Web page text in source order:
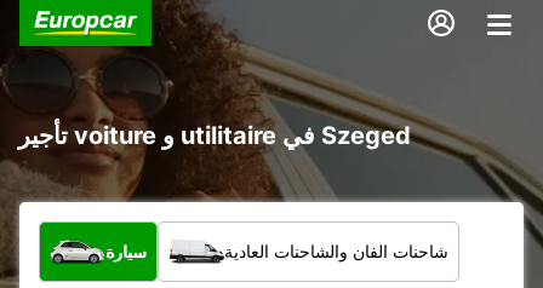
تأجير voiture و utilitaire في Szeged
ما نوع المركبة؟
سيارة شاحنات الفان والشاحنات العادية